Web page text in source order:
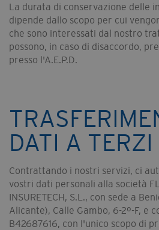
La durata di conservazione delle
dipende dallo scopo per cui
che sono interessati dal nostro
possono, in caso di disaccordo,
presso l'A.E.P.D.
DATI A TERZI
Contrattando i nostri servizi, ci
vostri dati personali alla società
INSURETECH, S.L., con sede a
Alicante), Calle Gambo, 6-2º-F, e
B42687616, con l'unico scopo di